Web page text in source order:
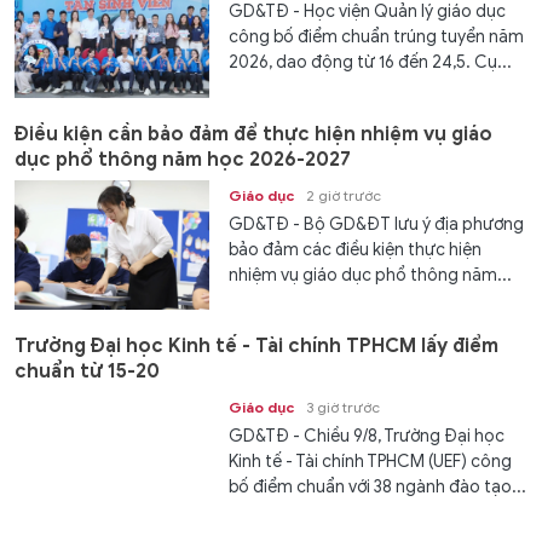
GD&TĐ - Học viện Quản lý giáo dục
công bố điểm chuẩn trúng tuyển năm
2026, dao động từ 16 đến 24,5. Cụ...
Điều kiện cần bảo đảm để thực hiện nhiệm vụ giáo
dục phổ thông năm học 2026-2027
Giáo dục 2 giờ trước
GD&TĐ - Bộ GD&ĐT lưu ý địa phương
bảo đảm các điều kiện thực hiện
nhiệm vụ giáo dục phổ thông năm...
Trường Đại học Kinh tế - Tài chính TPHCM lấy điểm
chuẩn từ 15-20
Giáo dục 3 giờ trước
GD&TĐ - Chiều 9/8, Trường Đại học
Kinh tế - Tài chính TPHCM (UEF) công
bố điểm chuẩn với 38 ngành đào tạo...